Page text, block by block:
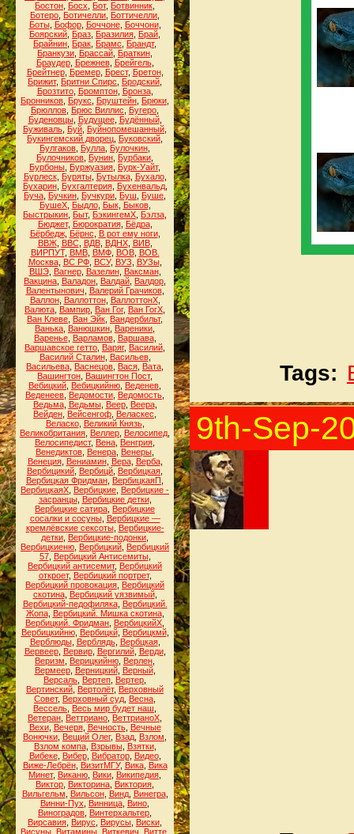
Бостон Босх Бот, Ботвинник
Ботеро Ботичелли Боттичелли
Боты, Бофор, Боччоне, Боччони,
Боярский Браз Бразилия Брай
Брайнин Брак Брамс Брандт,
Бранкузи Брассай Браткин
Браудер, Брежнев, Брейгель,
Брейтнер, Бремер, Брест, Бретон,
Брижит, Бритни Спирс Бродский
Брозтито, Бромптон, Бронза,
Бронников Брукс Бруштейн Брюки
Брюллов Брюс Виллис Бугеро
Буденовцы, Будущее, Будённый,
Буживаль Буй Буйнопомешанный
Букингемский дворец Буковский
Булгаков Булла Булочкин
Булочников Бунин Бурбаки
Бурбоны Буржуазия Бурк-Уайт,
Бурлеск, Буряты, Бутылка, Бухало,
Бухарин, Бухгалтерия, Бухенвальд,
Буча Бучкин Бучкури Буш Буше
БушеХ, Быдло, Бык, Быков,
Быстрыкин Быт, БэкингемХ Бэлза
Бюджет, Бюрократия, Бёдра,
Бёрбедж, Бёрнс В рот ему ноги,
ВВЖ, ВВС, ВДВ, ВДНХ, ВИВ,
ВИРПУТ, ВМВ, ВМФ, ВОВ, ВОВ.
Москва, ВС РФ, ВСУ, ВУЗ ВУЗы,
ВШЭ, Вагнер, Вазелин, Ваксман,
Вакцина Валадон Валдай Валдор
Валентынович
Валерий Грачиков,
Валлон, Валлоттон, ВаллоттонХ,
Валюта Вампир Ван Гог, Ван ГогХ
Ван Клеве Ван Эйк Вандербильт,
Ванька Ванюшкин Вареники
Варенье, Варламов, Варшава,
Варшавское гетто Варяг, Василий
Василий Сталин, Васильев,
Васильева Васнецов Вася Вата
Вашингтон Вашингтон Пост,
Вебицкий Вебицкийню Веденев
Веденеев Ведомости Ведомость
Ведьма, Ведьмы, Веер, Веера,
Вейден Вейсенгоф Веласкес
Веласко, Великий Князь,
Великобритания Веллер Велосипед
Велосипедист, Вена Венгрия
Венедиктов Венера Венеры
Венеция, Вениамин, Вера, Верба,
Вербицикий Вербицй Вербицкая
Вербицкая Фридман ВербицкаяП
ВербицкаяХ Вербицкие Вербицкие -
засранцы, Вербицкие детки,
Вербицкие сатира Вербицкие
сосалки и сосуны, Вербицкие —
кремлёвские сексоты, Вербицкие-
детки Вербицкие-подонки
Вербицкиеню Вербицкий Вербицкий
57, Вербицкий Антисемиты,
Вербицкий антисемит, Вербицкий
откроет, Вербицкий портрет,
Вербицкий провокация Вербицкий
скотина, Вербицкий уязвимый,
Вербицкий-педофиляка, Вербицкий.
Жопа, Вербицкий. Мишка скотина,
Вербицкий. Фридман ВербицкийХ
Вербицкийню, Вербицкй, Вербицкмй,
Верблюды, Верблядь, Вербцкая,
Вервеер, Вервир, Вергилий, Верди,
Веризм
Верицкийню Верлен
Вермеер, Верницкий, Верный,
Версаль Вертеп Вертер
Вертинский Вертолёт, Верховный
Совет, Верховный суд Весна
Вессель Весь мир будет наш
Ветеран Веттриано ВеттрианоХ
Вехи, Вечеря, Вечность, Вечные
Вонючки Вещий Олег, Взад Взлом
Взлом компа, Взрывы, Взятки,
Вибеке, Вибер, Вибратор, Видео,
Виже-Лебрён, ВизитМГУ, Вика, Вика
Минет, Виканю Вики Википедия
Виктор Викторина Виктория
Вильгельм
Вильсон, Винд, Винегра,
Винни-Пух
Винница Вино
Виноградов Винтерхальтер
Вирсавия Вирус Вирусы Виски
Висуны Витамины Виткевич Витте
Tags:
9th-Sep-